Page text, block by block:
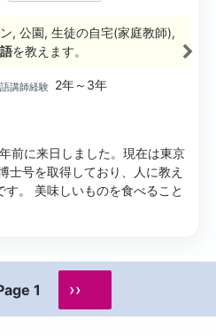
, 公園, 生徒の自宅(家庭教師),
を教えます。
講師経験
2年～3年
前に来日しました。現在は東京
士号を取得しており、人に教え
。 美味しいものを食べること
1 ››